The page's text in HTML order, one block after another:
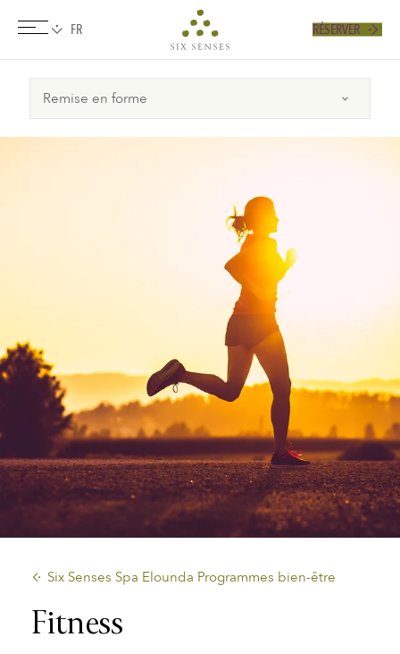
RÉSERVER
​Six Senses Spa Elounda Programmes bien-être
Fitness